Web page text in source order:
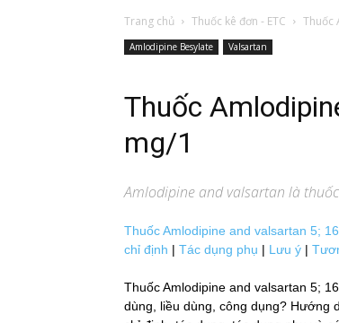
Trang chủ Thuốc kê đơn - ETC Thuốc
Amlodipine Besylate Valsartan
Thuốc
mg/1
Amlodipine and valsartan là
Thuốc Amlodipine and valsartan 5;
chỉ định | Tác dụng phụ | Lưu ý |
Thuốc Amlodipine and valsartan 5;
dùng, liều dùng, công dụng? Hướng